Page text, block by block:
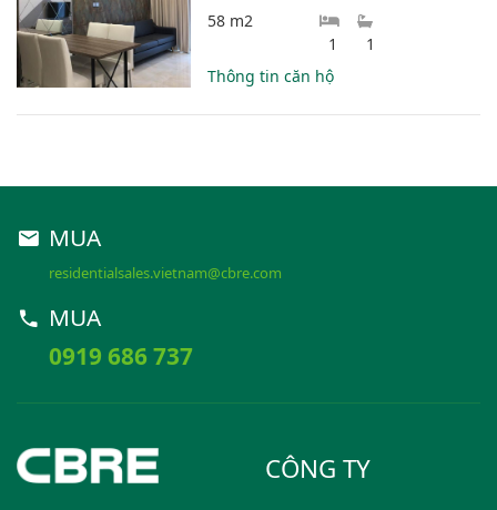
58 m2
1
1
Thông tin căn hộ
MUA
residentialsales.vietnam@cbre.com
MUA
0919 686 737
CÔNG TY